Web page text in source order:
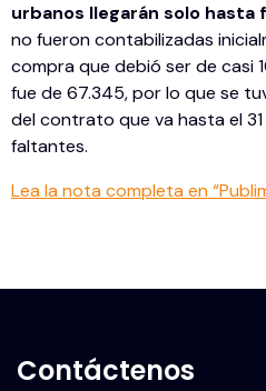
urbanos llegarán solo hasta
no fueron contabilizadas
compra que debió ser de casi
fue de 67.345, por lo que se
del contrato que va hasta el
faltantes.
Lea la nota completa en
Contáctenos